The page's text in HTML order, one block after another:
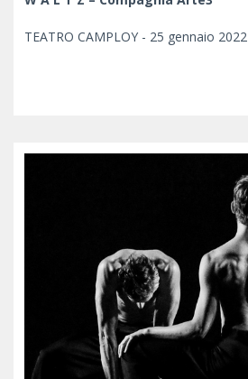
TEATRO CAMPLOY - 25 gennaio 2022